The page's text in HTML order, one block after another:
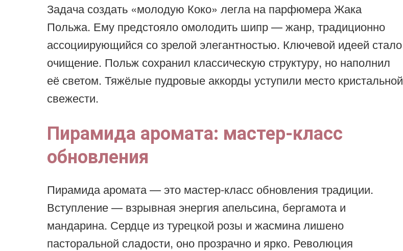
Задача создать «молодую Коко» легла на парфюмера Жака
Польжа. Ему предстояло омолодить шипр — жанр, традиционно
ассоциирующийся со зрелой элегантностью. Ключевой идеей стало
очищение. Польж сохранил классическую структуру, но наполнил
её светом. Тяжёлые пудровые аккорды уступили место кристальной
свежести.
Пирамида аромата: мастер-класс
обновления
Пирамида аромата — это мастер-класс обновления традиции.
Вступление — взрывная энергия апельсина, бергамота и
мандарина. Сердце из турецкой розы и жасмина лишено
пасторальной сладости, оно прозрачно и ярко. Революция